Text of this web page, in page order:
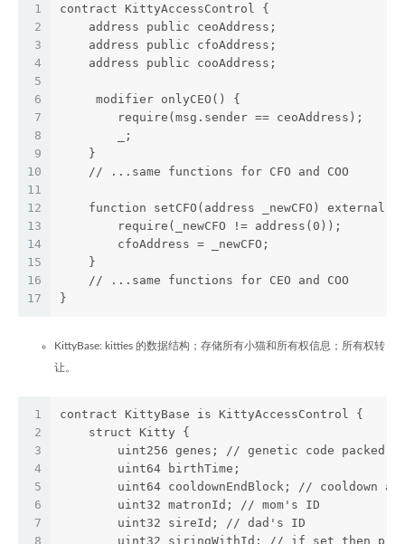
1
2
3
4
5
6
7
8
9
10
11
12
13
14
15
16
17
contract KittyAccessControl {
    address public ceoAddress;
    address public cfoAddress;
    address public cooAddress;
     modifier onlyCEO() {
        require(msg.sender == ceoAddress);
        _;
    }
    // ...same functions for CFO and COO
function setCFO(address _newCFO) external
        require(_newCFO != address(0));
        cfoAddress = _newCFO;
    }
    // ...same functions for CEO and COO
}
KittyBase: kitties 的数据结构；存储所有小猫和所有权信息；所有权转
让。
1
2
3
4
5
6
7
8
contract KittyBase is KittyAccessControl {
    struct Kitty {
uint256 genes; // genetic code packed
        uint64 birthTime;
uint64 cooldownEndBlock; // cooldown
        uint32 matronId; // mom's ID
        uint32 sireId; // dad's ID
uint32 siringWithId; // if set then